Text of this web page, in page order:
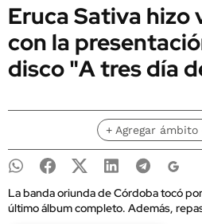
Eruca Sativa hizo
con la
disco "A tres día
+ Agregar ámbito
La banda oriunda de Córdoba tocó
último álbum completo. Además,